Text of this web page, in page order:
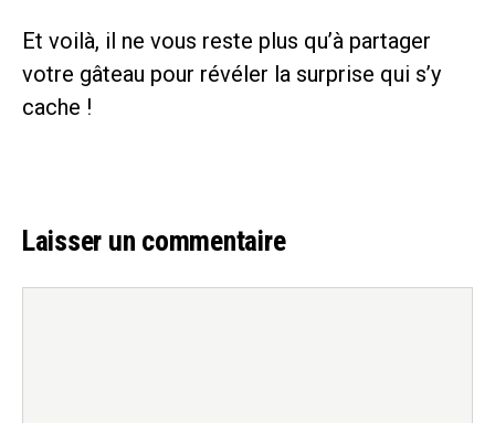
Et voilà, il ne vous reste plus qu’à partager
votre gâteau pour révéler la surprise qui s’y
cache !
Laisser un commentaire